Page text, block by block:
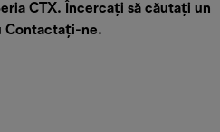
CTX. Încercați să căutați un
Contactați-ne.